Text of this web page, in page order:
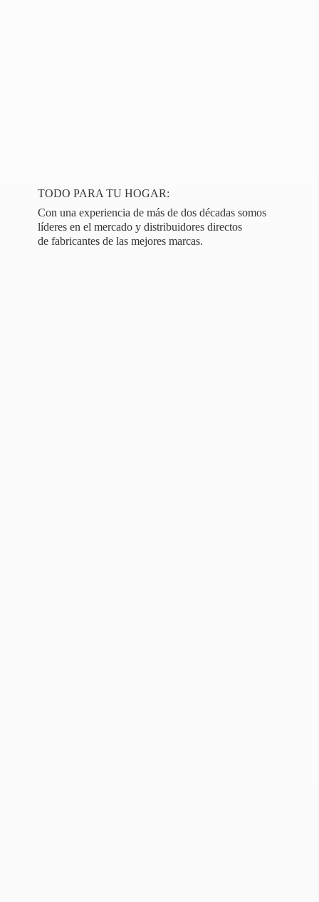
TODO PARA TU HOGAR:
Con una experiencia de más de dos décadas somos
líderes en el mercado y distribuidores directos
de fabricantes de las mejores marcas.